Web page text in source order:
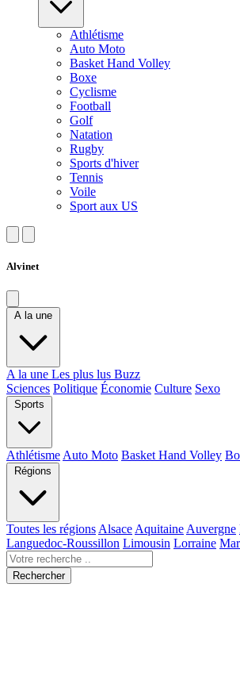
Athlétisme
Auto Moto
Basket Hand Volley
Boxe
Cyclisme
Football
Golf
Natation
Rugby
Sports d'hiver
Tennis
Voile
Sport aux US
Alvinet
A la une
A la une Les plus lus Buzz
Sciences Politique Économie Culture Sexo
Sports
Athlétisme Auto Moto Basket Hand Volley
Régions
Toutes les régions Alsace Aquitaine Auvergne
Languedoc-Roussillon Limousin Lorraine
Rechercher